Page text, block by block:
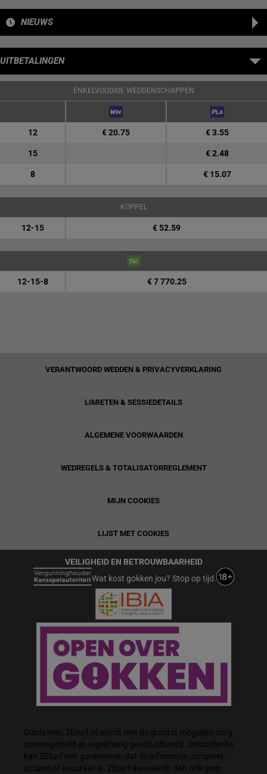
NIEUWS
UITBETALINGEN
ENKELVOUDIGE WEDDENSCHAPPEN
12 € 20.75 € 3.55
15 € 2.48
8 € 15.07
KOPPEL
12-15 € 52.59
12-15-8 € 7 770.25
VERANTWOORD WEDDEN & PRIVACYVERKLARING
LIMIETEN & SESSIEDETAILS
ALGEMENE VOORWAARDEN
WEDREGELS & TOTALISATORREGLEMENT
MIJN COOKIES
LIJST MET COOKIES
VEILIGHEID EN BETROUWBAARHEID
Wat kost gokken jou? Stop op tijd.
Disclaimer: ZEturf.nl wordt met de grootst mogelijke zorg
samengesteld en regelmatig geactualiseerd. Desondanks
kan ZEturf niet garanderen dat de informatie compleet,
actueel of accuraat is. ZEturf aanvaardt dan ook geen